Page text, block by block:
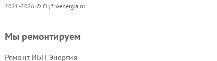
2021-2026 © СЦ fix-energia.ru
Мы ремонтируем
Ремонт ИБП Энергия